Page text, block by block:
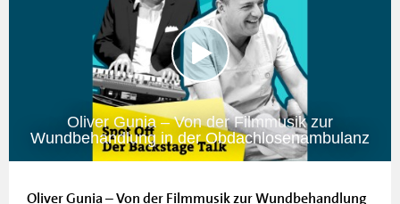
Oliver Gunia – Von der Filmmusik zur
Wundbehandlung in der Obdachlosenambulanz
Oliver Gunia – Von der Filmmusik zur Wundbehandlung